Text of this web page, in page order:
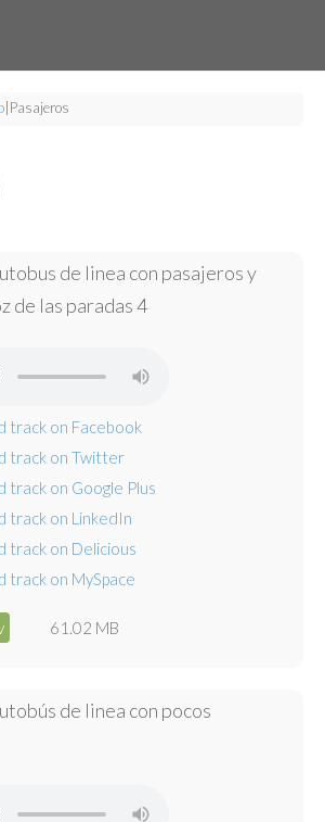
Pasajeros
de linea con pasajeros y
de las paradas 4
61.02 MB
de linea con pocos